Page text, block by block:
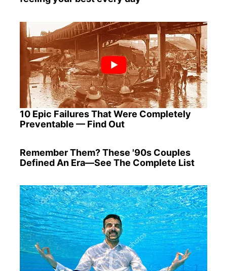
10 Epic Failures That Were Completely
Preventable — Find Out
Remember Them? These '90s Couples
Defined An Era—See The Complete List